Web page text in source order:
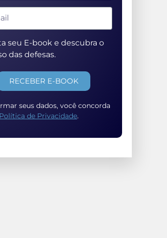
seu E-book e descubra o
das defesas.
RECEBER E-BOOK
seus dados, você concorda
Política de Privacidade.